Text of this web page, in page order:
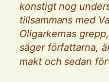
konstigt nog
tillsammans med
Oligarkernas
säger författarna,
makt och sedan